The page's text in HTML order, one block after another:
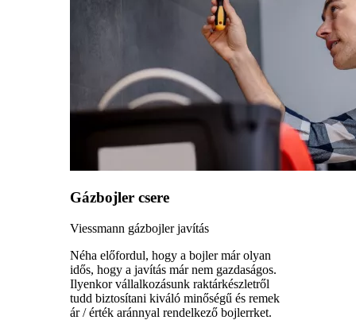
Gázbojler csere
Viessmann gázbojler javítás
Néha előfordul, hogy a bojler már olyan
idős, hogy a javítás már nem gazdaságos.
Ilyenkor vállalkozásunk raktárkészletről
tudd biztosítani kiváló minőségű és remek
ár / érték aránnyal rendelkező bojlerrket.